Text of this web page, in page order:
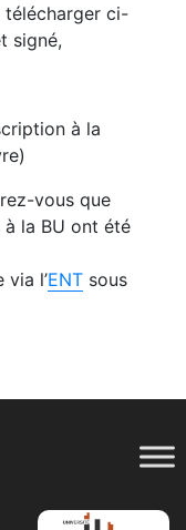
ci-
signé,
à la
vous que
la BU ont été
l’ENT sous